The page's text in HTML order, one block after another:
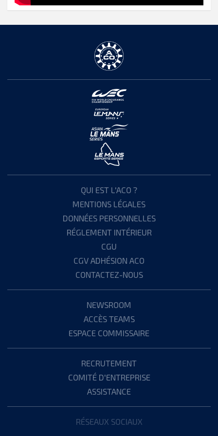
QUI EST L'ACO ?
MENTIONS LÉGALES
DONNÉES PERSONNELLES
RÉGLEMENT INTÉRIEUR
CGU
CGV ADHÉSION ACO
CONTACTEZ-NOUS
NEWSROOM
ACCÈS TEAMS
ESPACE COMMISSAIRE
RECRUTEMENT
COMITÉ D'ENTREPRISE
ASSISTANCE
RÉSEAUX SOCIAUX